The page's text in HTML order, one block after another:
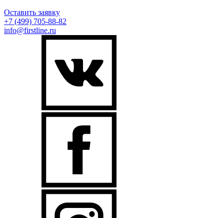
Оставить заявку
+7 (499) 705-88-82
info@firstline.ru